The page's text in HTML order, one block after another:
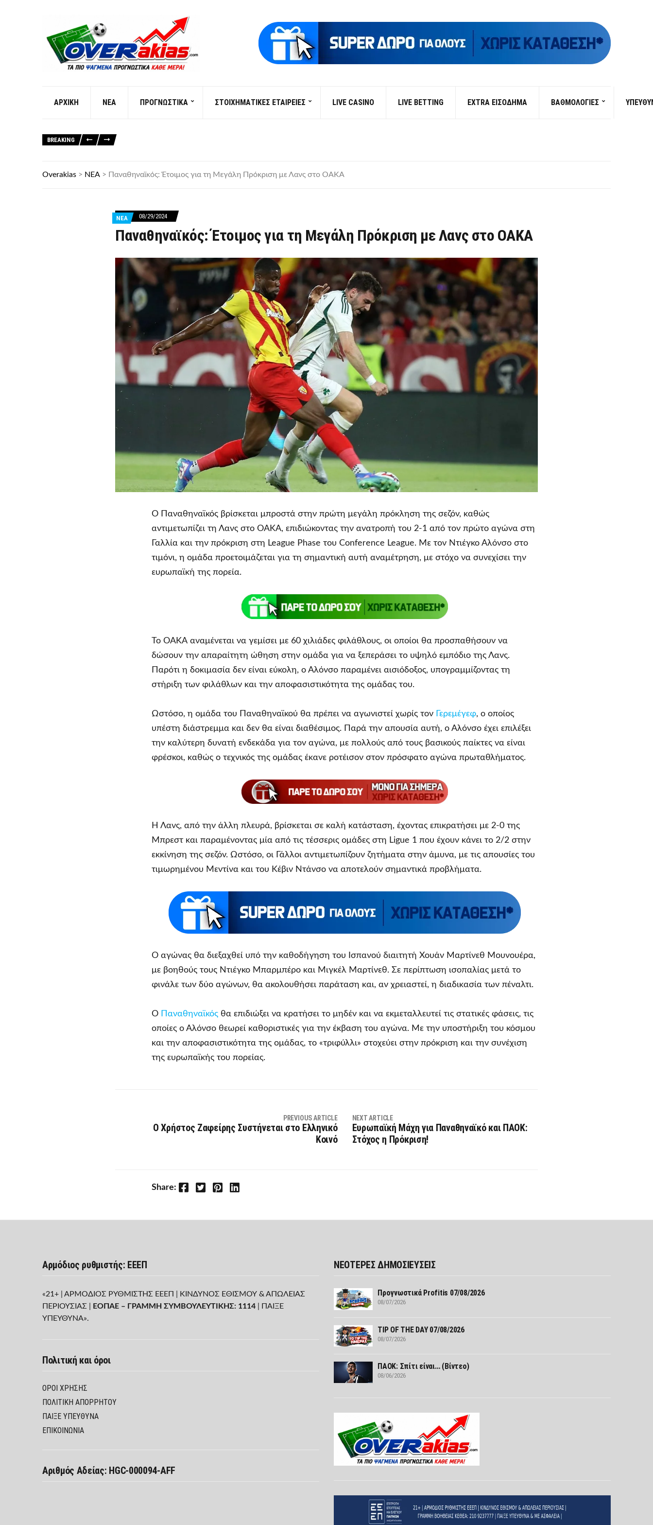
AΡXIKH ΝΕΑ ΠΡΟΓΝΩΣΤΙΚΑ ΣΤΟΙΧΗΜΑΤΙΚΕΣ ΕΤΑΙΡΕΙΕΣ LIVE CASINO LIVE BETTING EXTRA ΕΙΣΟΔΗΜΑ ΒΑΘΜΟΛΟΓΙΕΣ
BREAKING
Overakias > ΝΕΑ > Παναθηναϊκός: Έτοιμος για τη Μεγάλη Πρόκριση με Λανς στο ΟΑΚΑ
ΝΕΑ 08/29/2024
Παναθηναϊκός: Έτοιμος για τη Μεγάλη Πρόκριση με Λανς στο ΟΑΚΑ
Ο Παναθηναϊκός βρίσκεται μπροστά στην πρώτη μεγάλη πρόκληση της σεζόν, καθώς
αντιμετωπίζει τη Λανς στο ΟΑΚΑ, επιδιώκοντας την ανατροπή του 2-1 από τον πρώτο αγώνα στη
Γαλλία και την πρόκριση στη League Phase του Conference League. Με τον Ντιέγκο Αλόνσο στο
τιμόνι, η ομάδα προετοιμάζεται για τη σημαντική αυτή αναμέτρηση, με στόχο να συνεχίσει την
ευρωπαϊκή της πορεία.
Το ΟΑΚΑ αναμένεται να γεμίσει με 60 χιλιάδες φιλάθλους, οι οποίοι θα προσπαθήσουν να
δώσουν την απαραίτητη ώθηση στην ομάδα για να ξεπεράσει το υψηλό εμπόδιο της Λανς.
Παρότι η δοκιμασία δεν είναι εύκολη, ο Αλόνσο παραμένει αισιόδοξος, υπογραμμίζοντας τη
στήριξη των φιλάθλων και την αποφασιστικότητα της ομάδας του.
Ωστόσο, η ομάδα του Παναθηναϊκού θα πρέπει να αγωνιστεί χωρίς τον Γερεμέγεφ, ο οποίος
υπέστη διάστρεμμα και δεν θα είναι διαθέσιμος. Παρά την απουσία αυτή, ο Αλόνσο έχει επιλέξει
την καλύτερη δυνατή ενδεκάδα για τον αγώνα, με πολλούς από τους βασικούς παίκτες να είναι
φρέσκοι, καθώς ο τεχνικός της ομάδας έκανε ροτέισον στον πρόσφατο αγώνα πρωταθλήματος.
Η Λανς, από την άλλη πλευρά, βρίσκεται σε καλή κατάσταση, έχοντας επικρατήσει με 2-0 της
Μπρεστ και παραμένοντας μία από τις τέσσερις ομάδες στη Ligue 1 που έχουν κάνει το 2/2 στην
εκκίνηση της σεζόν. Ωστόσο, οι Γάλλοι αντιμετωπίζουν ζητήματα στην άμυνα, με τις απουσίες του
τιμωρημένου Μεντίνα και του Κέβιν Ντάνσο να αποτελούν σημαντικά προβλήματα.
Ο αγώνας θα διεξαχθεί υπό την καθοδήγηση του Ισπανού διαιτητή Χουάν Μαρτίνεθ Μουνουέρα,
με βοηθούς τους Ντιέγκο Μπαρμπέρο και Μιγκέλ Μαρτίνεθ. Σε περίπτωση ισοπαλίας μετά το
φινάλε των δύο αγώνων, θα ακολουθήσει παράταση και, αν χρειαστεί, η διαδικασία των πέναλτι.
Ο Παναθηναϊκός θα επιδιώξει να κρατήσει το μηδέν και να εκμεταλλευτεί τις στατικές φάσεις, τις
οποίες ο Αλόνσο θεωρεί καθοριστικές για την έκβαση του αγώνα. Με την υποστήριξη του κόσμου
και την αποφασιστικότητα της ομάδας, το «τριφύλλι» στοχεύει στην πρόκριση και την συνέχιση
της ευρωπαϊκής του πορείας.
PREVIOUS ARTICLE
Ο Χρήστος Ζαφείρης Συστήνεται στο Ελληνικό
Κοινό
NEXT ARTICLE
Ευρωπαϊκή Μάχη για Παναθηναϊκό και ΠΑΟΚ:
Στόχος η Πρόκριση!
Share: Facebook Twitter Pinterest LinkedIn
Αρμόδιος ρυθμιστής: ΕΕΕΠ
«21+ | ΑΡΜΟΔΙΟΣ ΡΥΘΜΙΣΤΗΣ ΕΕΕΠ | ΚΙΝΔΥΝΟΣ ΕΘΙΣΜΟΥ & ΑΠΩΛΕΙΑΣ
ΠΕΡΙΟΥΣΙΑΣ |
ΕΟΠΑΕ – ΓΡΑΜΜΗ ΣΥΜΒΟΥΛΕΥΤΙΚΗΣ: 1114 | ΠΑΙΞΕ
ΥΠΕΥΘΥΝΑ».
Πολιτική και όροι
ΌΡΟΙ ΧΡΉΣΗΣ
ΠΟΛΙΤΙΚΉ ΑΠΟΡΡΉΤΟΥ
ΠΑΊΞΕ ΥΠΕΎΘΥΝΑ
ΕΠΙΚΟΙΝΩΝΙΑ
Αριθμός Αδείας: HGC-000094-AFF
ΝΕΟΤΕΡΕΣ ΔΗΜΟΣΙΕΥΣΕΙΣ
Προγνωστικά Profitis 07/08/2026
08/07/2026
TIP OF THE DAY 07/08/2026
08/07/2026
ΠΑΟΚ: Σπίτι είναι… (Βίντεο)
08/06/2026